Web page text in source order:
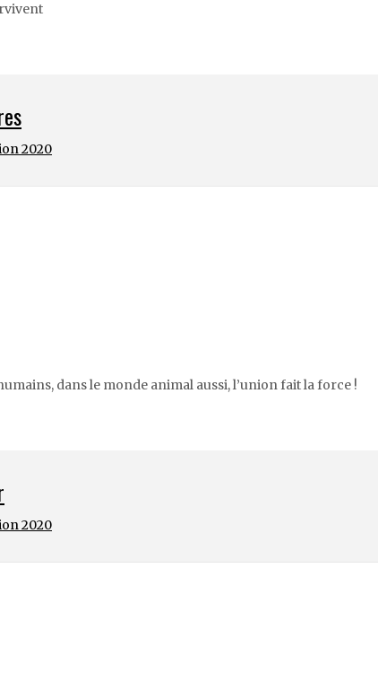
2020
dans le monde animal aussi, l’union fait la force !
2020